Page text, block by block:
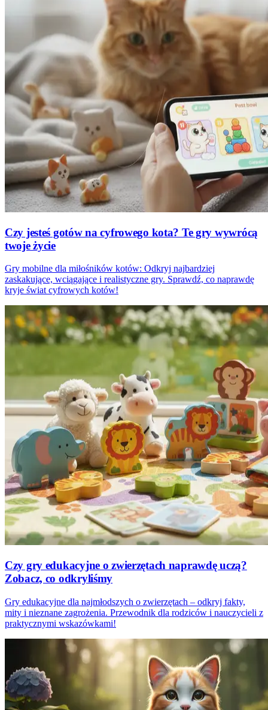
Czy jesteś gotów na cyfrowego kota? Te gry wywrócą
twoje życie
Gry mobilne dla miłośników kotów: Odkryj najbardziej
zaskakujące, wciągające i realistyczne gry. Sprawdź, co naprawdę
kryje świat cyfrowych kotów!
Czy gry edukacyjne o zwierzętach naprawdę uczą?
Zobacz, co odkryliśmy
Gry edukacyjne dla najmłodszych o zwierzętach – odkryj fakty,
mity i nieznane zagrożenia. Przewodnik dla rodziców i nauczycieli z
praktycznymi wskazówkami!